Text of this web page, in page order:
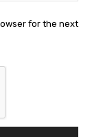
for the next